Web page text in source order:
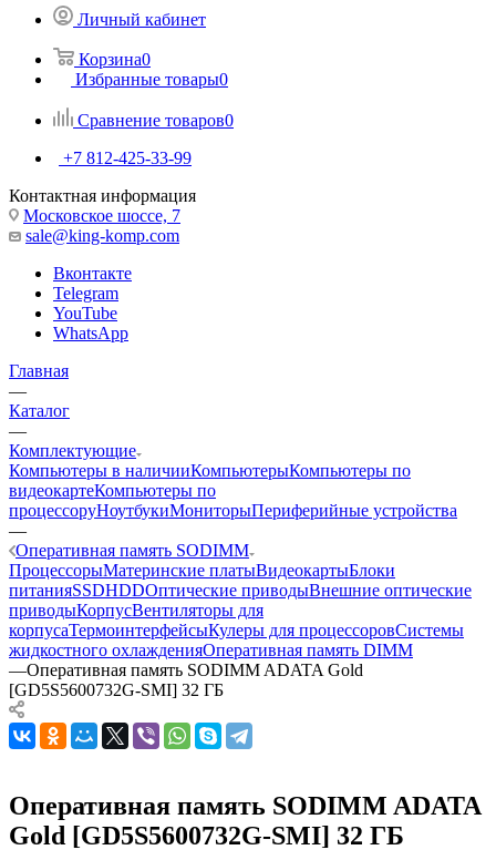
Личный кабинет
Корзина0
Избранные товары0
Сравнение товаров0
+7 812-425-33-99
Контактная информация
Московское шоссе, 7
sale@king-komp.com
Вконтакте
Telegram
YouTube
WhatsApp
Главная
—
Каталог
—
Комплектующие
Компьютеры в наличииКомпьютерыКомпьютеры по
видеокартеКомпьютеры по
процессоруНоутбукиМониторыПериферийные устройства
—
Оперативная память SODIMM
ПроцессорыМатеринские платыВидеокартыБлоки
питанияSSDHDDОптические приводыВнешние оптические
приводыКорпусВентиляторы для
корпусаТермоинтерфейсыКулеры для процессоровСистемы
жидкостного охлажденияОперативная память DIMM
—Оперативная память SODIMM ADATA Gold
[GD5S5600732G-SMI] 32 ГБ
Оперативная память SODIMM ADATA
Gold [GD5S5600732G-SMI] 32 ГБ